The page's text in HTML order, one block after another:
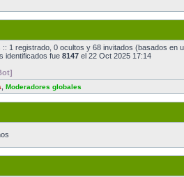
:: 1 registrado, 0 ocultos y 68 invitados (basados en
identificados fue 8147 el 22 Oct 2025 17:14
Moderadores globales